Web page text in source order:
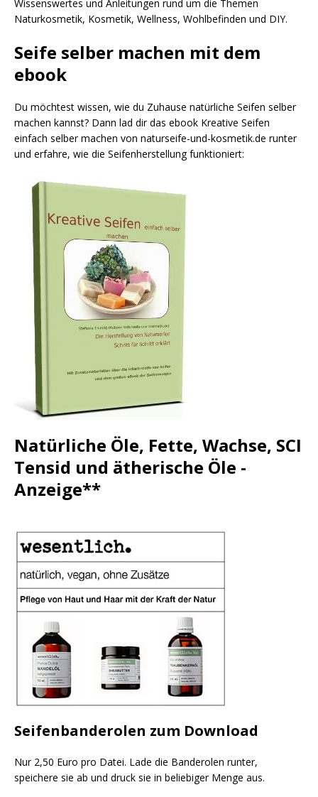
Wissenswertes und Anleitungen rund um die Themen
Naturkosmetik, Kosmetik, Wellness, Wohlbefinden und DIY.
Seife selber machen mit dem
ebook
Du möchtest wissen, wie du Zuhause natürliche Seifen selber
machen kannst? Dann lad dir das ebook Kreative Seifen
einfach selber machen von naturseife-und-kosmetik.de runter
und erfahre, wie die Seifenherstellung funktioniert:
Natürliche Öle, Fette, Wachse, SCI
Tensid und ätherische Öle -
Anzeige**
Seifenbanderolen zum Download
Nur 2,50 Euro pro Datei. Lade die Banderolen runter,
speichere sie ab und druck sie in beliebiger Menge aus.